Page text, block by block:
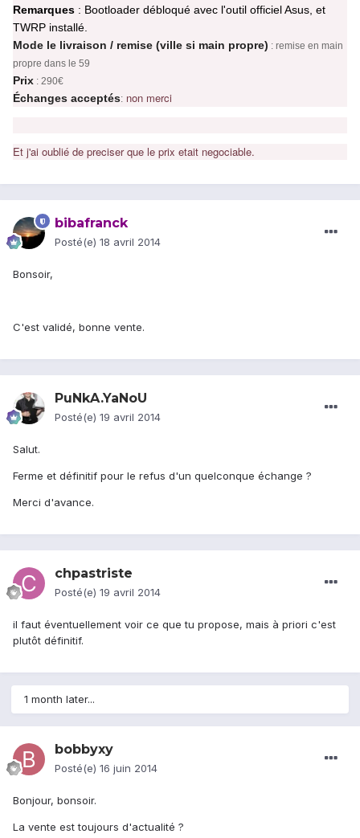
Remarques : Bootloader débloqué avec l'outil officiel Asus, et
TWRP installé.
Mode le livraison / remise (ville si main propre) : remise en main
propre dans le 59
Prix : 290€
Échanges acceptés: non merci
Et j'ai oublié de preciser que le prix etait negociable.
bibafranck
Posté(e) 18 avril 2014
Bonsoir,
C'est validé, bonne vente.
PuNkA.YaNoU
Posté(e) 19 avril 2014
Salut.
Ferme et définitif pour le refus d'un quelconque échange ?
Merci d'avance.
chpastriste
Posté(e) 19 avril 2014
il faut éventuellement voir ce que tu propose, mais à priori c'est
plutôt définitif.
1 month later...
bobbyxy
Posté(e) 16 juin 2014
Bonjour, bonsoir.
La vente est toujours d'actualité ?